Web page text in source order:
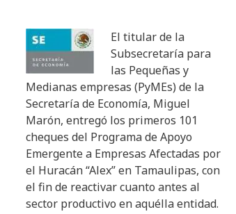
El titular de la
Subsecretaría para
las Pequeñas y
Medianas empresas (PyMEs) de la
Secretaría de Economía, Miguel
Marón, entregó los primeros 101
cheques del Programa de Apoyo
Emergente a Empresas Afectadas por
el Huracán “Alex” en Tamaulipas, con
el fin de reactivar cuanto antes al
sector productivo en aquélla entidad.